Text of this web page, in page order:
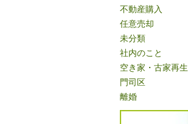
不動産購入
任意売却
未分類
社内のこと
空き家・古家再生
門司区
離婚